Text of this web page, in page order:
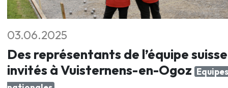
03.06.2025
Des représentants de l’équipe suisse
invités à Vuisternens-en-Ogoz Equipes